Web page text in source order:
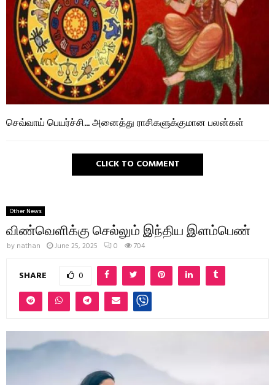
செவ்வாய் பெயர்ச்சி… அனைத்து ராசிகளுக்குமான பலன்கள்
CLICK TO COMMENT
Other News
விண்வெளிக்கு செல்லும் இந்திய இளம்பெண்
by nathan June 25, 2025 0 704
SHARE 0